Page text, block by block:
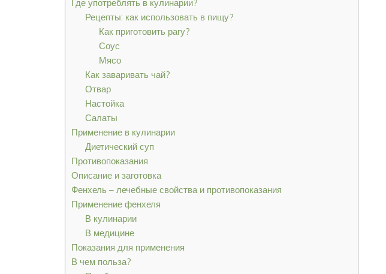
Где употреблять в кулинарии?
Рецепты: как использовать в пищу?
Как приготовить рагу?
Соус
Мясо
Как заваривать чай?
Отвар
Настойка
Салаты
Применение в кулинарии
Диетический суп
Противопоказания
Описание и заготовка
Фенхель – лечебные свойства и противопоказания
Применение фенхеля
В кулинарии
В медицине
Показания для применения
В чем польза?